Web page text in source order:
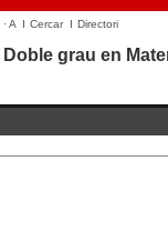
·A I CercarI Directori
Doble grau en